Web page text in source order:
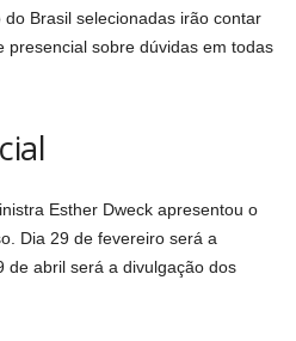
Brasil selecionadas irão contar
presencial sobre dúvidas em todas
Esther Dweck apresentou o
Dia 29 de fevereiro será a
de abril será a divulgação dos